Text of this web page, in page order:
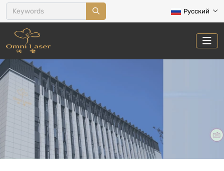
Русский